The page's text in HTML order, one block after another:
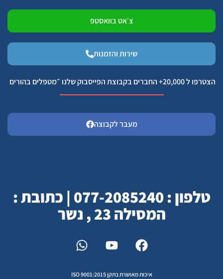
צ׳אט בוואסטפ
שירות והזמנות
הצטרפו ל 20,000+ החברים בקבוצת הפייסבוק שלנו ״מטפלים בהורים
מעבר לקבוצה
טלפון : 077-2085240 | כתובת :
המסילה 23 , נשר
איכות מאושרת בתקן ISO 9001:2015